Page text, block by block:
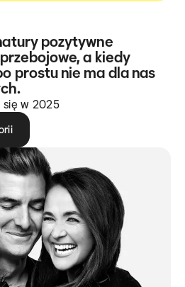
pozytywne
a kiedy
prostu nie ma dla nas
się w 2025